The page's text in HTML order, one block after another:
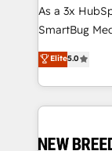
GTMの見える
タ品質設計、
の一部をAIが
Breeze・
革を、構想か
As a 3x
SmartBug
into a
includes
Software)
making this
and system
Elite5.0